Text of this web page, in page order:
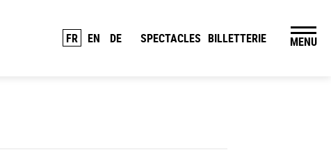
FR EN DE SPECTACLES BILLETTERIE MENU